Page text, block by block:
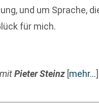
und um Sprache,
für mich.
mitPieter Steinz [mehr…]